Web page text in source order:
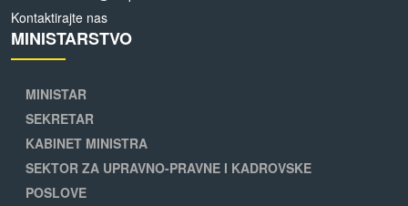
Kontaktirajte nas
MINISTARSTVO
MINISTAR
SEKRETAR
KABINET MINISTRA
SEKTOR ZA UPRAVNO-PRAVNE I KADROVSKE
POSLOVE